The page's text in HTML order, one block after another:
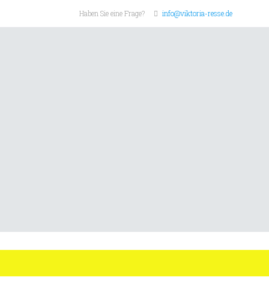
Haben Sie eine Frage? info@viktoria-resse.de